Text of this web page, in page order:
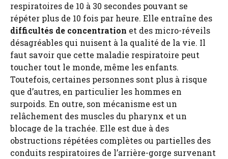
respiratoires de 10 à 30 secondes pouvant se
répéter plus de 10 fois par heure. Elle entraîne des
difficultés de concentration et des micro-réveils
désagréables qui nuisent à la qualité de la vie. Il
faut savoir que cette maladie respiratoire peut
toucher tout le monde, même les enfants.
Toutefois, certaines personnes sont plus à risque
que d’autres, en particulier les hommes en
surpoids. En outre, son mécanisme est un
relâchement des muscles du pharynx et un
blocage de la trachée. Elle est due à des
obstructions répétées complètes ou partielles des
conduits respiratoires de l’arrière-gorge survenant